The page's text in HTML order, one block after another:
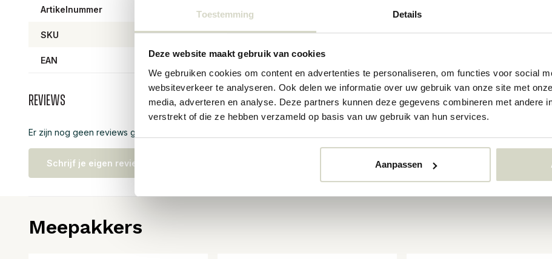
Toestemming Details
Deze website maakt gebruik van cookies
We gebruiken cookies om content en advertenties te personaliseren, om functies voor social
websiteverkeer te analyseren. Ook delen we informatie over uw gebruik van onze site met
media, adverteren en analyse. Deze partners kunnen deze gegevens combineren met andere
verstrekt of die ze hebben verzameld op basis van uw gebruik van hun services.
Aanpassen
Artikelnummer
SKU 82061659
EAN 5711173338078
Reviews
Er zijn nog geen reviews geschreven over dit product..
Schrijf je eigen review
Meepakkers